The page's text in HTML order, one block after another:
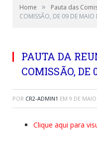
Home » Pauta das
COMISSÃO, DE 09 DE MAIO
PAUTA DA
COMISSÃO, DE
POR CR2-ADMIN1 EM 9 DE
Clique aqui para